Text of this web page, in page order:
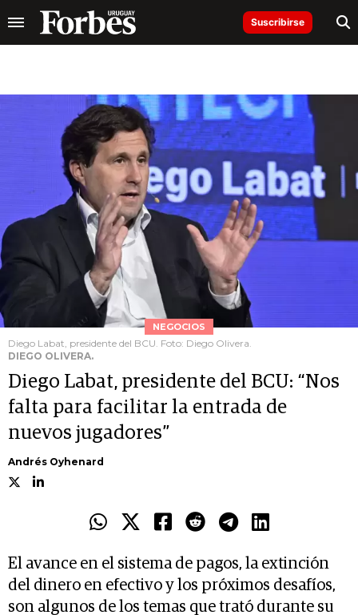
Suscribirse
NEGOCIOS
Diego Labat, presidente del BCU. Foto: Diego Olivera.
DIEGO OLIVERA.
Diego Labat, presidente del BCU: “Nos
falta para facilitar la entrada de
nuevos jugadores”
Andrés Oyhenard
El avance en el sistema de pagos, la extinción
del dinero en efectivo y los próximos desafíos,
son algunos de los temas que trató durante su